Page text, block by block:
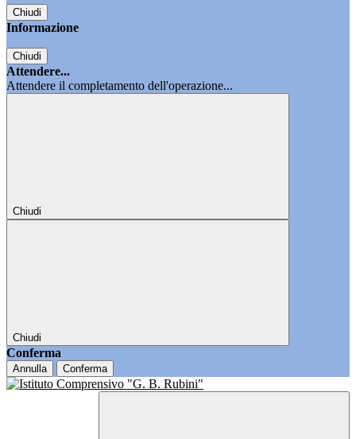
Chiudi
Informazione
Chiudi
Attendere...
Attendere il completamento dell'operazione...
Chiudi
Chiudi
Conferma
Annulla Conferma